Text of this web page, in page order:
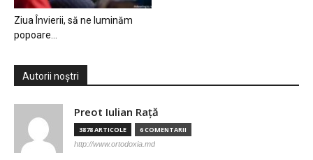
Ziua Învierii, să ne luminăm
popoare…
Autorii noștri
Preot Iulian Raţă
3878 ARTICOLE 6 COMENTARII
http://www.ortodoxia.md